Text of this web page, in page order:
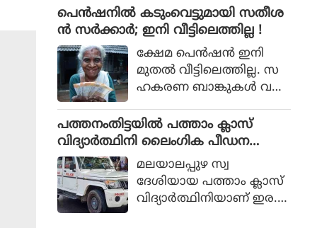
എമര്‍ജന്‍സി വിന്‍ഡോ
പാനല്‍ തകര്‍ക്കുകയും
പെൻഷനിൽ കടുംവെട്ടുമായി സതീശ
ൻ സർക്കാർ; ഇനി വീട്ടിലെത്തില്ല !
ക്ഷേമ പെൻഷൻ ഇനി
മുതൽ വീട്ടിലെത്തില്ല. സ
ഹകരണ ബാങ്കുകൾ വഴി
വീട്ടിലെത്തിക്കുന്നത്
യുഡിഎഫ് സർക്കാർ നിർ
ൾക്കു മാത്രമേ ഇനി ക്ഷേമ
പെൻഷൻ വീട്ടിലെത്തൂ.
പത്തനംതിട്ടയില്‍ പത്താം ക്ലാസ്
വിദ്യാര്‍ത്ഥിനി ലൈംഗിക പീഡന
ത്തിനിരയായി; പിതാവടക്കം ഏ
ഴുപേര്‍ക്കെതിരെ വെളിപ്പെടുത്തല്‍
മലയാലപ്പുഴ സ്വ
ദേശിയായ പത്താം ക്ലാസ്
വിദ്യാര്‍ത്ഥിനിയാണ് ഇര.